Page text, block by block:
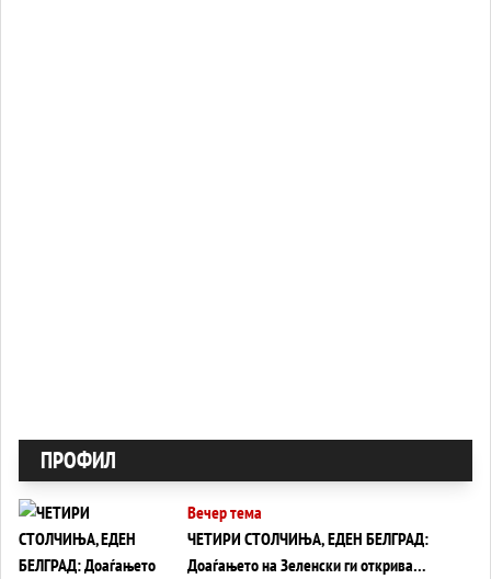
ПРОФИЛ
Вечер тема
ЧЕТИРИ СТОЛЧИЊА, ЕДЕН БЕЛГРАД:
Доаѓањето на Зеленски ги открива